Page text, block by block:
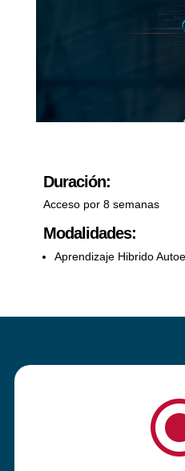
Duración:
Acceso por 8 semanas
Modalidades:
Aprendizaje Hibrido